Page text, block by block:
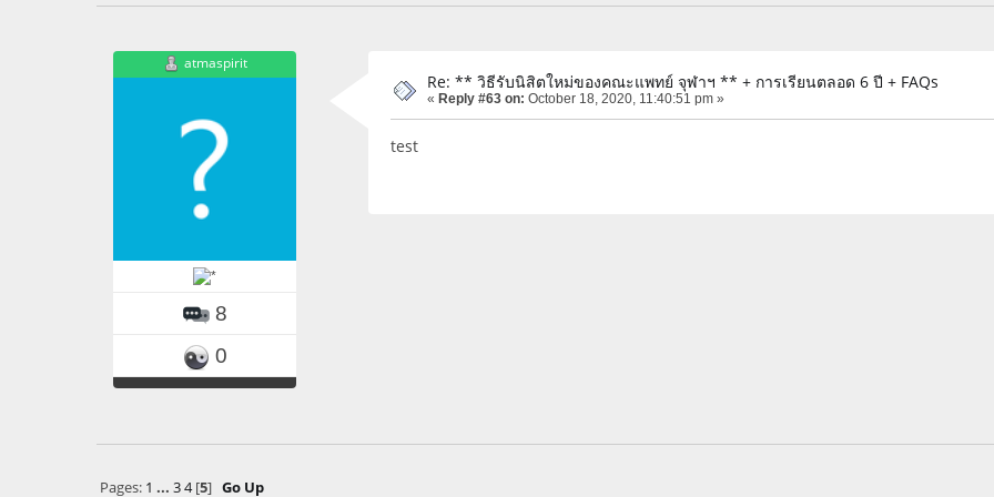
atmaspirit
8
0
Re: ** วิธีรับนิสิตใหม่ของคณะแพทย์ จุฬาฯ ** + การเรียนตลอด 6 ปี + FAQs
« Reply #63 on: October 18, 2020, 11:40:51 pm »
test
Pages: 1 ... 3 4[5] Go Up